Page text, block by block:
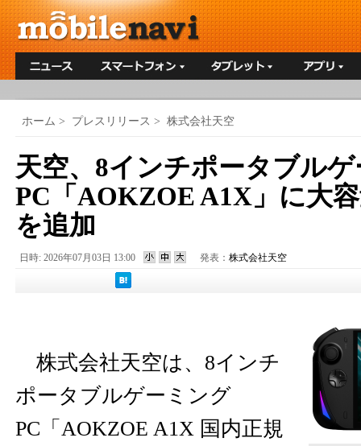
ホーム > プレスリリース > 株式会社天空
天空、8インチポータブル
PC「AOKZOE A1X」に大
を追加
日時: 2026年07月03日 13:00 発表： 株式会社天空
株式会社天空は、8インチ
ポータブルゲーミング
PC「AOKZOE A1X 国内正規